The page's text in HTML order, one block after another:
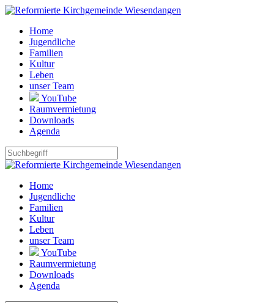
Home
Jugendliche
Familien
Kultur
Leben
unser Team
YouTube
Raumvermietung
Downloads
Agenda
Home
Jugendliche
Familien
Kultur
Leben
unser Team
YouTube
Raumvermietung
Downloads
Agenda